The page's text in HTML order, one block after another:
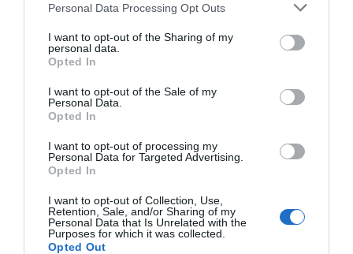
Personal Data Processing Opt Outs
I want to opt-out of the Sharing of my
personal data.
Opted In
I want to opt-out of the Sale of my
Personal Data.
Opted In
I want to opt-out of processing my
Personal Data for Targeted Advertising.
Opted In
I want to opt-out of Collection, Use,
Retention, Sale, and/or Sharing of my
Personal Data that Is Unrelated with the
Purposes for which it was collected.
Opted Out
ethicwashingpara justificar que van a remolque.
La forma ha sido también muy extraña. Lejos,
lejísimos de las Keynotes de Apple, el acto ha
tenido lugar en un auditorio pequeño, mal
iluminado donde los presentadores han tenido
móvil a la hora de hacer la presentación, una
presentación a la que le ha faltado de ritmo y
fluidez. Parecía más una presentación de The
Office en pantalla grande que la de una
tecnológica como Google.